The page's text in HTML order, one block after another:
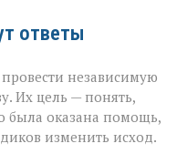
ответы
независимую
Их цель — понять,
была оказана помощь,
изменить исход.